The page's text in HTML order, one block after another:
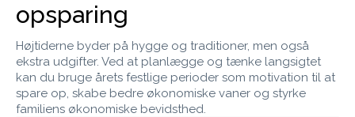
opsparing
Højtiderne byder på hygge og traditioner, men også
ekstra udgifter. Ved at planlægge og tænke langsigtet
kan du bruge årets festlige perioder som motivation til at
spare op, skabe bedre økonomiske vaner og styrke
familiens økonomiske bevidsthed.